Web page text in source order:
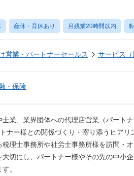
産休・育休あり 月残業20時間以内
営業・パートナーセールス サービス（
・保険
業、業界団体への代理店営業（パート
ナー様との関係づくり・寄り添うヒアリ
理士事務所や社労士事務所様を訪問・
大切にし、パートナー様やその先の中小
。